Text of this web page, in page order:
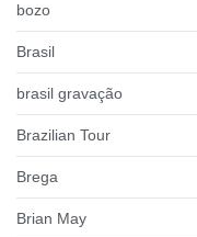
bozo
Brasil
brasil gravação
Brazilian Tour
Brega
Brian May